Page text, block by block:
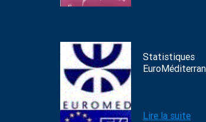
Statistiques
Lire la suite